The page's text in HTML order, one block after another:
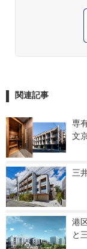
関連記事
専
文
三
港
と